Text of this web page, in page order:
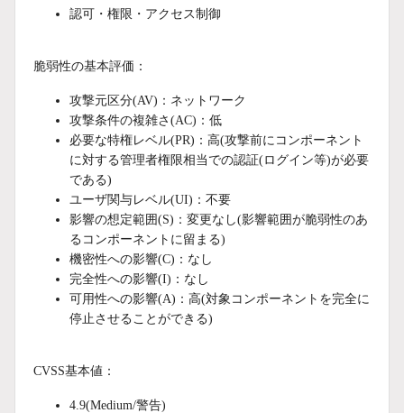
認可・権限・アクセス制御
脆弱性の基本評価：
攻撃元区分(AV)：ネットワーク
攻撃条件の複雑さ(AC)：低
必要な特権レベル(PR)：高(攻撃前にコンポーネント
に対する管理者権限相当での認証(ログイン等)が必要
である)
ユーザ関与レベル(UI)：不要
影響の想定範囲(S)：変更なし(影響範囲が脆弱性のあ
るコンポーネントに留まる)
機密性への影響(C)：なし
完全性への影響(I)：なし
可用性への影響(A)：高(対象コンポーネントを完全に
停止させることができる)
CVSS基本値：
4.9(Medium/警告)